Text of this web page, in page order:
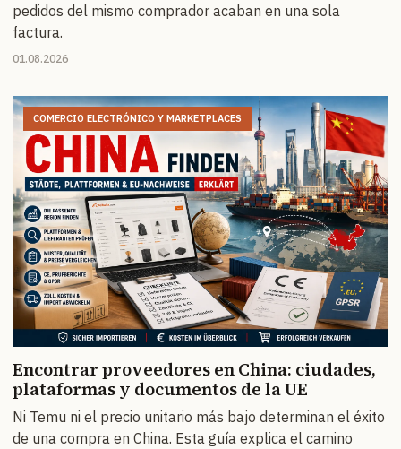
pedidos del mismo comprador acaban en una sola
factura.
01.08.2026
COMERCIO ELECTRÓNICO Y MARKETPLACES
Encontrar proveedores en China: ciudades,
plataformas y documentos de la UE
Ni Temu ni el precio unitario más bajo determinan el éxito
de una compra en China. Esta guía explica el camino